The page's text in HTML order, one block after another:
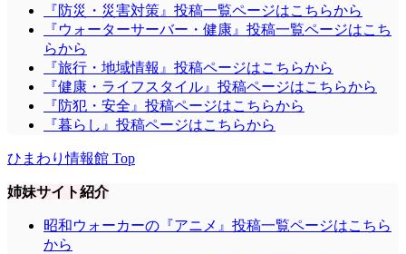
『防災・災害対策』投稿一覧ページはこちらから
『ウォーターサーバー・健康』投稿一覧ページはこち
らから
『旅行・地域情報』投稿ページはこちらから
『健康・ライフスタイル』投稿ページはこちらから
『防犯・安全』投稿ページはこちらから
『暮らし』投稿ページはこちらから
ひまわり情報館 Top
姉妹サイト紹介
昭和ウォーカーの『アニメ』投稿一覧ページはこちら
から